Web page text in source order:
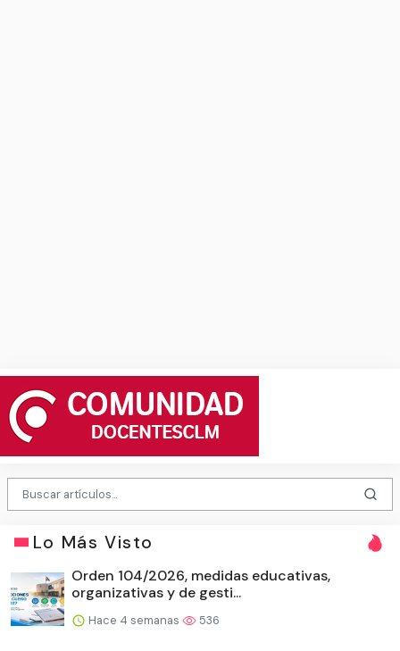
Lo Más Visto
Orden 104/2026, medidas educativas,
organizativas y de gesti...
Hace 4 semanas 536